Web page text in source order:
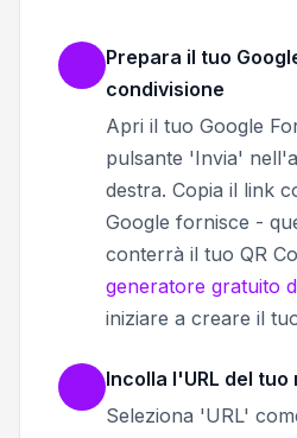
Prepara il tuo
condivisione
Apri il tuo Google
pulsante 'Invia'
destra. Copia il link
Google fornisce -
conterrà il tuo QR
generatore gratuito
iniziare a creare il
Incolla l'URL del tuo
Seleziona 'URL'